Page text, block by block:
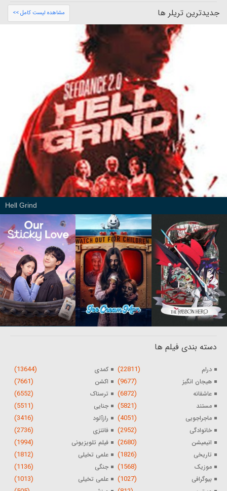
جدیدترین تریلر ها مشاهده لیست کامل >>
Hell Grind
دسته بندی فیلم ها
درام (22811) کمدی (13644)
هیجان انگیز (9677) اکشن (7661)
عاشقانه (6872) ترسناک (6552)
مستند (5821) جنایی (5511)
ماجراجویی (4051) رازآلود (3416)
خانوادگی (2952) فانتزی (2736)
انیمیشن (2680) فیلم تلویزیونی (1994)
تاریخی (1826) علمی تخیلی (1812)
موزیک (1568) جنگی (1136)
بیوگرافی (1027) علمی تخیلی (1013)